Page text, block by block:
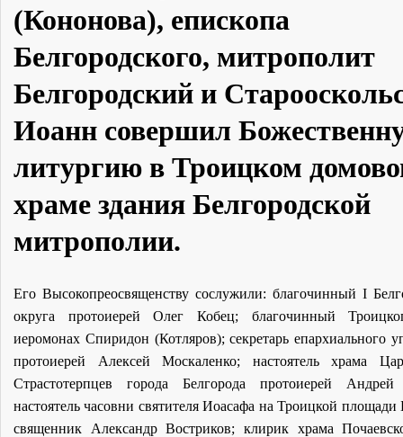
(Кононова), епископа
Белгородского, митрополит
Белгородский и
Иоанн совершил
литургию в Троицком
храме здания Белгородской
митрополии.
Его Высокопреосвященству сослужили: благочинный I
округа протоиерей Олег Кобец; благочинный
иеромонах Спиридон (Котляров); секретарь епархиального
протоиерей Алексей Москаленко; настоятель храма
Страстотерпцев города Белгорода протоиерей Андрей
настоятель часовни святителя Иоасафа на Троицкой площади
священник Александр Востриков; клирик храма